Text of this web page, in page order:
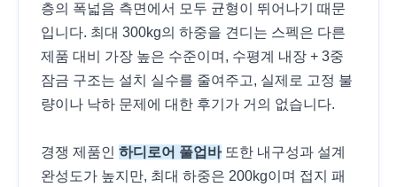
층의 폭넓음 측면에서 모두 균형이 뛰어나기 때문
입니다. 최대 300kg의 하중을 견디는 스펙은 다른
제품 대비 가장 높은 수준이며, 수평계 내장 + 3중
잠금 구조는 설치 실수를 줄여주고, 실제로 고정 불
량이나 낙하 문제에 대한 후기가 거의 없습니다.
경쟁 제품인 하디로어 풀업바또한 내구성과 설계
완성도가 높지만, 최대 하중은 200kg이며 접지 패